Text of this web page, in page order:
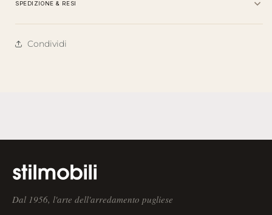
SPEDIZIONE & RESI
Condividi
Dal 1956, l'arte dell'arredamento pugliese